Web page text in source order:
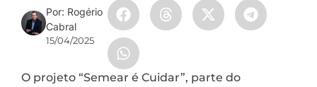
Por: Rogério
Cabral
15/04/2025
O projeto “Semear é Cuidar”, parte do